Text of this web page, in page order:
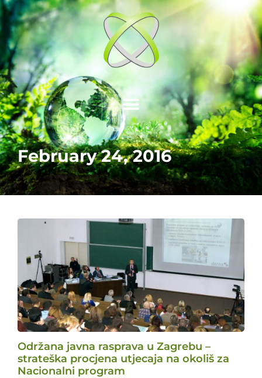
February 24, 2016
Održana javna rasprava u Zagrebu –
strateška procjena utjecaja na okoliš za
Nacionalni program